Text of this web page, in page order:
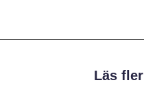
Läs